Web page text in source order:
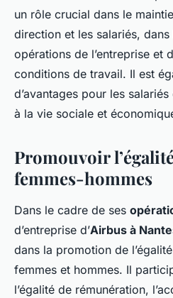
un rôle crucial dans le
direction et les salariés,
opérations de l’entreprise et
conditions de travail. Il est
d’avantages pour les
à la vie sociale et
Promouvoir
femmes-hommes
Dans le cadre de ses
d’entreprise d’Airbus à
dans la promotion de
femmes et hommes. Il
l’égalité de rémunération,